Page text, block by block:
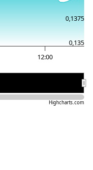
12:00
0,135
0,1375
Highcharts.com